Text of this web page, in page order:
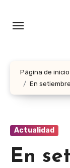
Página de inicio
En
Actualidad
En